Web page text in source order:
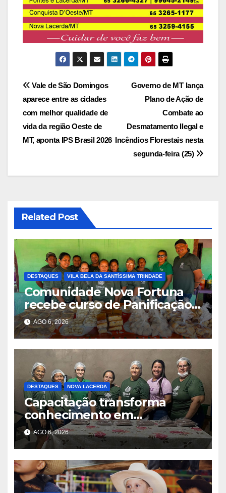
Navegação
de
Post
Governo de MT lança
Plano de Ação de
Combate ao
Desmatamento Ilegal e
Incêndios Florestais nesta
segunda-feira (25)
Vale de São Domingos
aparece entre as cidades
com melhor qualidade de
vida da região Oeste de
MT, aponta IPS Brasil 2026
Related Post
DESTAQUES VILA BELA DA SANTÍSSIMA TRINDADE
Comunidade Nova Fortuna
recebe curso de Panificação
Artesanal promovido pelo
SENAR-MT e Sindicato Rural
AGO 6, 2026
DESTAQUES NOVA LACERDA
Capacitação transforma
conhecimento em
oportunidades em Nova
Lacerda
AGO 6, 2026